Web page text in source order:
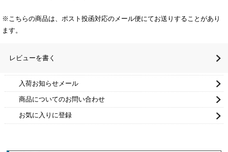
※こちらの商品は、ポスト投函対応のメール便にてお送りすることがあり
ます。
レビューを書く
入荷お知らせメール
商品についてのお問い合わせ
お気に入りに登録